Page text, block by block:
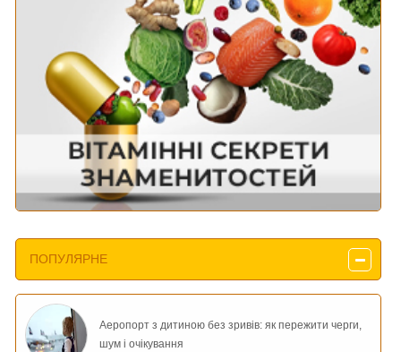
ПОПУЛЯРНЕ
Аеропорт з дитиною без зривів: як пережити черги,
шум і очікування